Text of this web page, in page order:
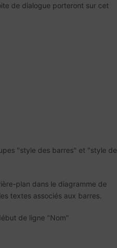
de dialogue porteront sur cet
"style des barres" et "style de
plan dans le diagramme de
textes associés aux barres.
de ligne "Nom"